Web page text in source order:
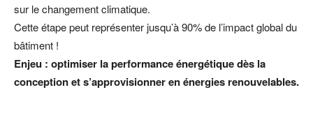
sur le changement climatique.
Cette étape peut représenter jusqu’à 90% de l’impact global du
bâtiment !
Enjeu : optimiser la performance énergétique dès la
conception et s’approvisionner en énergies renouvelables.